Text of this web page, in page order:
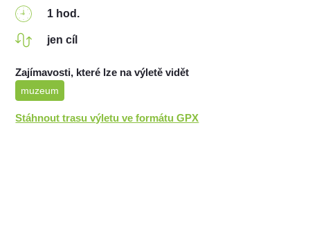
1 hod.
jen cíl
Zajímavosti, které lze na výletě vidět
muzeum
Stáhnout trasu výletu ve formátu GPX